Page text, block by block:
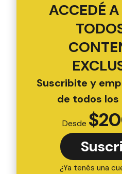
ACCEDÉ
Suscribite y
de todos
Desde $
¿Ya tenés una